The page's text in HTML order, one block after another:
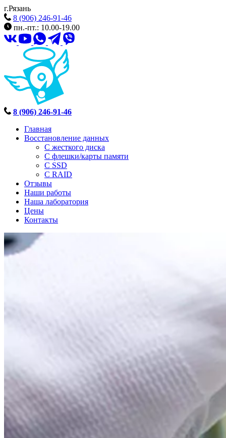
г.Рязань
8 (906) 246-91-46
пн.-пт.: 10.00-19.00
8 (906) 246-91-46
Главная
Восстановление данных
С жесткого диска
С флешки/карты памяти
С SSD
С RAID
Отзывы
Наши работы
Наша лаборатория
Цены
Контакты